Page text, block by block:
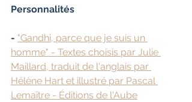
Personnalités
- "Gandhi, parce que je suis un
homme" - Textes choisis par Julie
Maillard, traduit de l'anglais par
Hélène Hart et illustré par Pascal
Lemaître - Éditions de l'Aube